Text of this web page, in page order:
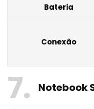
Bateria
Conexão
7 Notebook